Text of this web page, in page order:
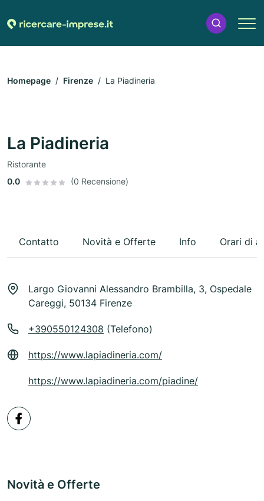
Homepage Firenze La Piadineria
La Piadineria
Ristorante
0.0
(0 Recensione)
Contatto Novità e Offerte Info Orari di
Largo Giovanni Alessandro Brambilla, 3, Ospedale
Careggi, 50134 Firenze
+390550124308 (Telefono)
https://www.lapiadineria.com/
https://www.lapiadineria.com/piadine/
Novità e Offerte